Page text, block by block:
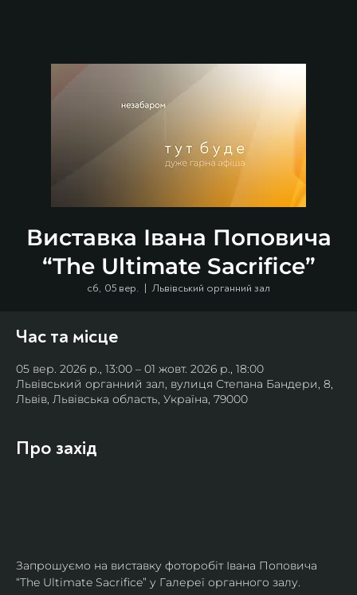
Виставка Івана Поповича
“The Ultimate Sacrifice”
сб, 05 вер.
  |
Львівський органний зал
Час та місце
05 вер. 2026 р., 13:00 – 01 жовт. 2026 р., 18:00
Львівський органний зал, вулиця Степана Бандери, 8,
Львів, Львівська область, Україна, 79000
Про захід
Запрошуємо на виставку фоторобіт Івана Поповича
“The Ultimate Sacrifice” у Галереї органного залу.